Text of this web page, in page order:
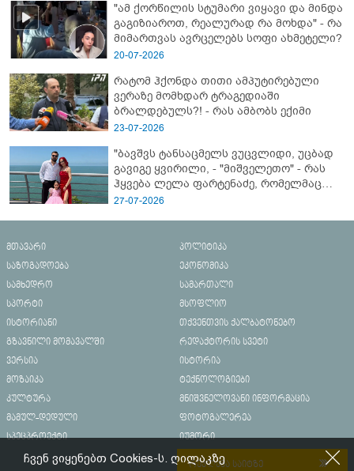
"ამ ქორწილის სტუმარი ვიყავი და მინდა
გაგიზიაროთ, რეალურად რა მოხდა" - რა
მიმართვას ავრცელებს სოფი ახმეტელი?
20-07-2026
რატომ ჰქონდა თითი ამპუტირებული
ვერაზე მომხდარ ტრაგედიაში
ბრალდებულს?! - რას ამბობს ექიმი
23-07-2026
"ბავშვს ტანსაცმელს ვუცვლიდი, უცბად
გავიგე ყვირილი, - "მიშველეთო" - რას
ჰყვება ლელა ფარტენაძე, რომელმაც
ბათუმში 16 წლის ბიჭი ზღვაში
27-07-2026
მთავარი
პოლიტიკა
საზოგადოება
ეკონომიკა
სამხედრო
სამართალი
სპორტი
მსოფლიო
ისტორიანი
თქვენთვის ქალბატონებო
გზავნილი მომავალში
რედაქტორის სვეტი
ვერსია
ისტორია
მოზაიკა
ტექნოლოგიები
კულტურა
მნიშვნელოვანი ინფორმაცია
მამულ-დედული
ფოტოგალერეა
სპეცპროექტი
იუმორი
რეკლამა საიტზე
ჩვენ ვიყენებთ Cookies-ს. ღილაკზე